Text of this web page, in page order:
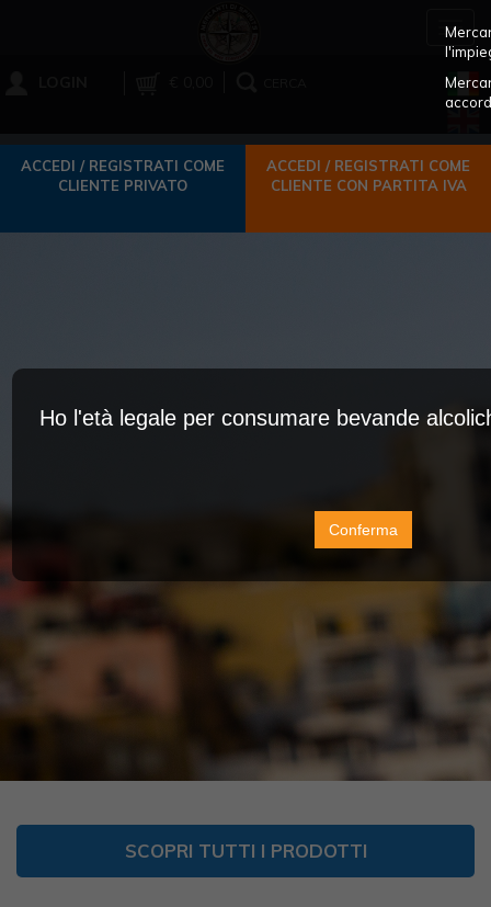
ACCEDI / REGISTRATI COME
CLIENTE PRIVATO
ACCEDI / REGISTRATI COME
CLIENTE CON PARTITA IVA
SCOPRI TUTTI I PRODOTTI
Ho l'età legale per consumare bevande
Conferma